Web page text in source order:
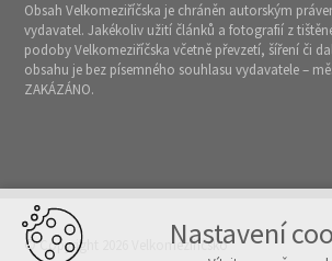
Obsah Velkomeziříčska je chráněn autorským
vydavatel. Jakékoliv užití článků a fotografií z
podoby Velkomeziříčska včetně převzetí, šíření či
obsahu je bez písemného souhlasu vydavatele –
ZAKÁZÁNO.
© Copyright 2026 VelkomeziříčskoNastavení